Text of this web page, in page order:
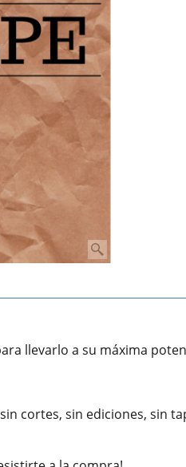
llevarlo a su máxima
cortes, sin ediciones, sin